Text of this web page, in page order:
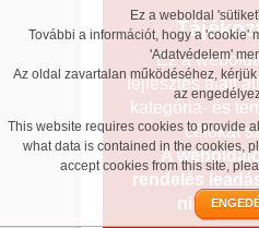
Ez a weboldal
További a információt, hogy a 'cookie'
'Adatvédelem'
Az oldal zavartalan működéséhez,
az
This website requires cookies to provide
what data is contained in the cookies,
accept cookies from this site,
Ez a
fejlesztés alatt
kategória- és
célokat
A
rendelés
nincs